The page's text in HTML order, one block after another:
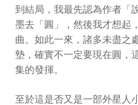
到結局，我最先認為作者「
墨去「圓」，然後我才想起
曲。如此一來，諸多未盡之
墊，確實不一定要現在圓，
集的發揮。
至於這是否又是一部外星人